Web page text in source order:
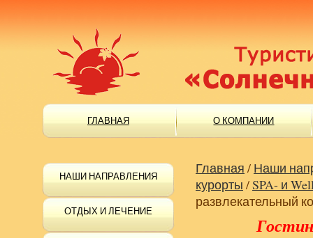
ГЛАВНАЯ О КОМПАНИИ
НАШИ НАПРАВЛЕНИЯ
ОТДЫХ И ЛЕЧЕНИЕ
Главная / Наши
курорты /SPA- и
развлекательный